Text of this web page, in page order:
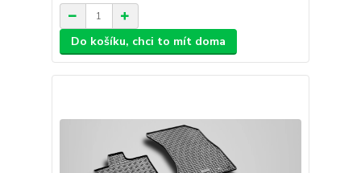
Do košíku, chci to mít doma